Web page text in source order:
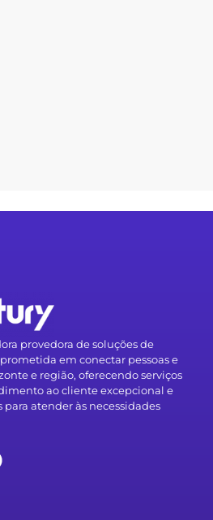
atender às necessidades